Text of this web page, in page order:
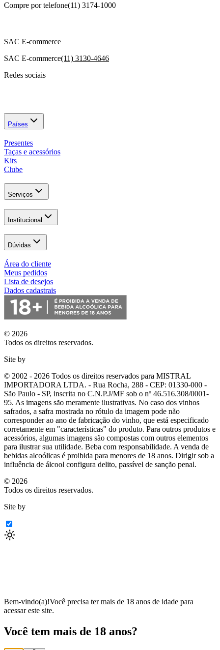
Compre por telefone(11) 3174-1000
SAC E-commerce
SAC E-commerce(11) 3130-4646
Redes sociais
Países
Presentes
Taças e acessórios
Kits
Clube
Serviços
Institucional
Dúvidas
Área do cliente
Meus pedidos
Lista de desejos
Dados cadastrais
© 2026
Todos os direitos reservados.
Site by
© 2002 - 2026 Todos os direitos reservados para MISTRAL
IMPORTADORA LTDA. - Rua Rocha, 288 - CEP: 01330-000 -
São Paulo - SP, inscrita no C.N.P.J/MF sob o nº 46.516.308/0001-
95. As imagens são meramente ilustrativas. No caso dos vinhos
safrados, a safra mostrada no rótulo da imagem pode não
corresponder ao ano de fabricação do vinho, que está especificado
corretamente em "características" do produto. Para outros produtos e
acessórios, algumas imagens são compostas com outros elementos
para ilustrar sua utilidade. Beba com responsabilidade. A venda de
bebidas alcoólicas é proibida para menores de 18 anos. Dirigir sob a
influência de álcool configura delito, passível de sanção penal.
© 2026
Todos os direitos reservados.
Site by
Bem-vindo(a)!Você precisa ter mais de 18 anos de idade para
acessar este site.
Você tem mais de 18 anos?